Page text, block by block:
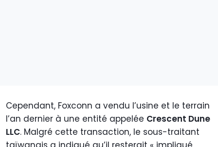
Cependant, Foxconn a vendu l’usine et le terrain
l’an dernier à une entité appelée Crescent Dune
LLC. Malgré cette transaction, le sous-traitant